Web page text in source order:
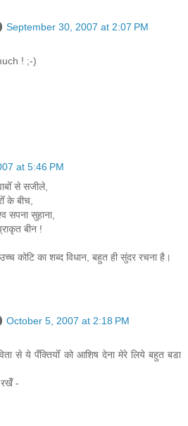
September 30, 2007 at 2:07 PM
! ;-)
at 5:46 PM
से सजीले,
के बीच,
सपना सुहाना,
बीन !
कोटि का शब्द विधान, बहुत ही सुंदर रचना है।
October 5, 2007 at 2:18 PM
से ये पँक्तियोँ को आशिष देना मेरे लिये बहुत बडा
रखेँ -